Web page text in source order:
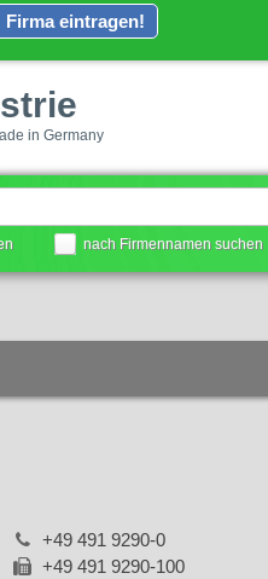
Firma eintragen!
in Germany
nach Firmennamen suchen
+49 491 9290-0
+49 491 9290-100